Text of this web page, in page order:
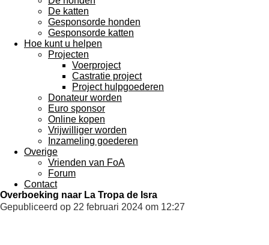
De katten
Gesponsorde honden
Gesponsorde katten
Hoe kunt u helpen
Projecten
Voerproject
Castratie project
Project hulpgoederen
Donateur worden
Euro sponsor
Online kopen
Vrijwilliger worden
Inzameling goederen
Overige
Vrienden van FoA
Forum
Contact
Overboeking naar La Tropa de Isra
Gepubliceerd op 22 februari 2024 om 12:27